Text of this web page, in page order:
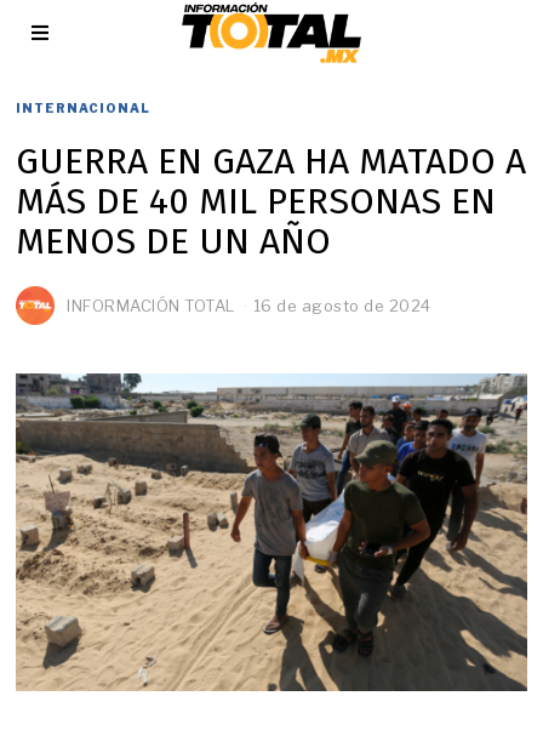
INTERNACIONAL
GUERRA EN GAZA HA MATADO A
MÁS DE 40 MIL PERSONAS EN
MENOS DE UN AÑO
INFORMACIÓN TOTAL 16 de agosto de 2024